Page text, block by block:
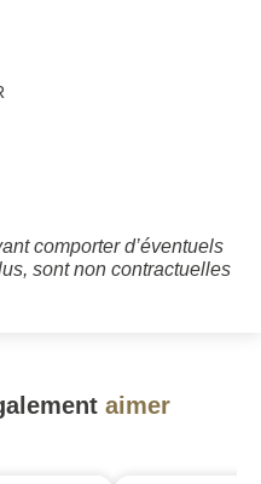
comporter d’éventuels
sont non contractuelles
aimer